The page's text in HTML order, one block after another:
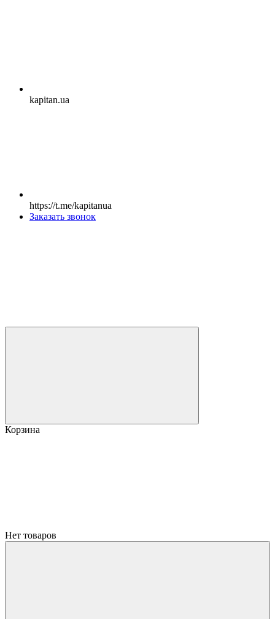
kapitan.ua
https://t.me/kapitanua
Заказать звонок
Корзина
Нет товаров